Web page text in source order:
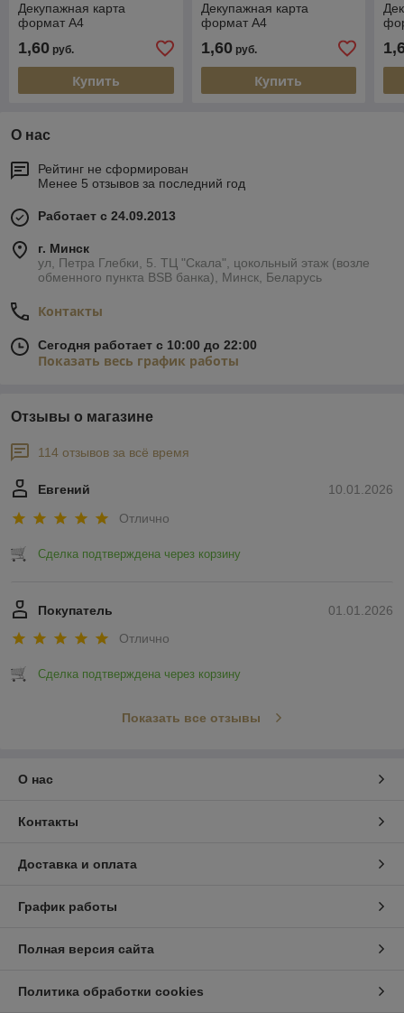
Декупажная карта
формат А4
1,60 руб.
Купить
Декупажная карта
формат А4
1,60руб.
Купить
О нас
Рейтинг не сформирован
Менее 5 отзывов за последний год
Работает с 24.09.2013
г. Минск
ул, Петра Глебки, 5. ТЦ "Скала", цокольный этаж (возле
обменного пункта BSB банка), Минск, Беларусь
Контакты
Сегодня работает с 10:00 до 22:00
Показать весь график работы
Отзывы о магазине
114 отзывов за всё время
10.01.2026
Евгений
Отлично
Сделка подтверждена через корзину
01.01.2026
Покупатель
Отлично
Сделка подтверждена через корзину
Показать все отзывы
О нас
Контакты
Доставка и оплата
График работы
Полная версия сайта
Политика обработки cookies